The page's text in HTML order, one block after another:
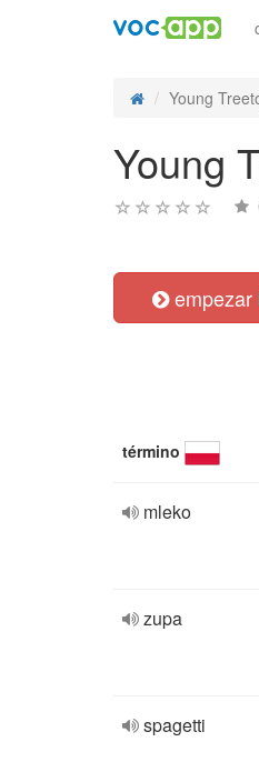
Young
Young
empezar
término
mleko
zupa
spagetti